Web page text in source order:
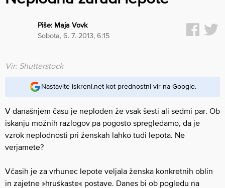
Piše: Maja Vovk
sobota, 6. 7. 2013, 6:15
Vir: Shutterstock
Nastavite iskreni.net kot prednostni vir na Google.
V današnjem času je neploden že vsak šesti ali sedmi par. Ob
iskanju možnih razlogov pa pogosto spregledamo, da je
vzrok neplodnosti pri ženskah lahko tudi lepota. Ne
verjamete?
Včasih je za vrhunec lepote veljala ženska konkretnih oblin
in zajetne »hruškaste« postave. Danes bi ob pogledu na